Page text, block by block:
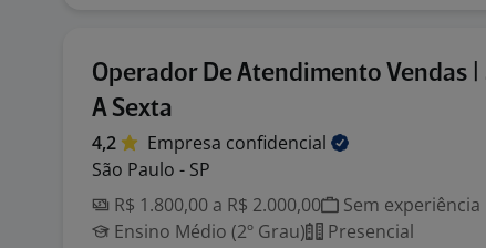
Operador De Atendimento Vendas |
A Sexta
4,2 Empresa confidencial
São Paulo - SP
R$ 1.800,00 a R$ 2.000,00
Sem experiência
Ensino Médio (2º Grau)
Presencial